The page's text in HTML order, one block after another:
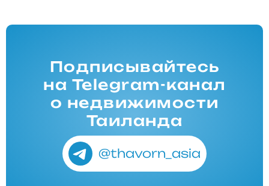
Подписывайтесь
на Telegram-канал
о недвижимости
Таиланда
@thavorn_asia